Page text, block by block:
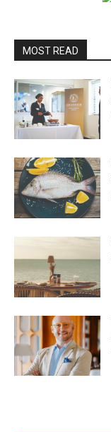
MOST READ